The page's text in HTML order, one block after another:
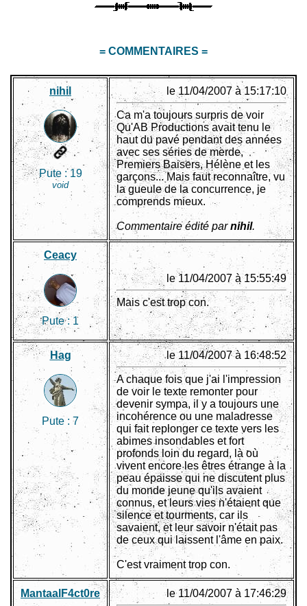
= COMMENTAIRES =
nihil
Pute :19
void
le 11/04/2007 à 15:17:10
Ca m'a toujours surpris de voir
Qu'AB Productions avait tenu le
haut du pavé pendant des années
avec ses séries de merde,
Premiers Baisers, Hélène et les
garçons... Mais faut reconnaître, vu
la gueule de la concurrence, je
comprends mieux.
Commentaire édité parnihil.
Ceacy
Pute :1
le 11/04/2007 à 15:55:49
Mais c'est trop con.
Hag
Pute : 7
le 11/04/2007 à 16:48:52
A chaque fois que j'ai l'impression
de voir le texte remonter pour
devenir sympa, il y a toujours une
incohérence ou une maladresse
qui fait replonger ce texte vers les
abimes insondables et fort
profonds loin du regard, là où
vivent encore les êtres étrange à la
peau épaisse qui ne discutent plus
du monde jeune qu'ils avaient
connus, et leurs vies n'étaient que
silence et tourments, car ils
savaient, et leur savoir n'était pas
de ceux qui laissent l'âme en paix.
C'est vraiment trop con.
MantaalF4ct0re le 11/04/2007 à 17:46:29